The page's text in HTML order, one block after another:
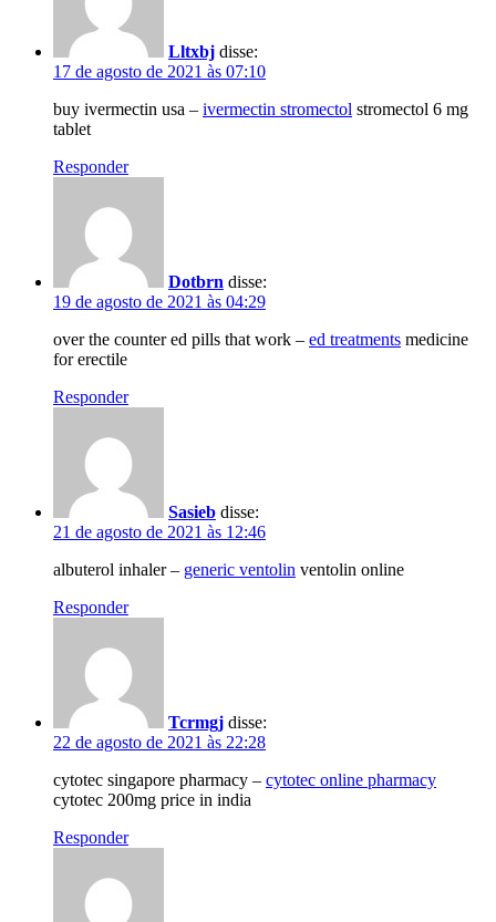
Lltxbj disse:
17 de agosto de 2021 às 07:10
buy ivermectin usa – ivermectin stromectol stromectol 6 mg
tablet
Responder
Dotbrn disse:
19 de agosto de 2021 às 04:29
over the counter ed pills that work – ed treatments medicine
for erectile
Responder
Sasieb disse:
21 de agosto de 2021 às 12:46
albuterol inhaler – generic ventolin ventolin online
Responder
Tcrmgj disse:
22 de agosto de 2021 às 22:28
cytotec singapore pharmacy – cytotec online pharmacy
cytotec 200mg price in india
Responder